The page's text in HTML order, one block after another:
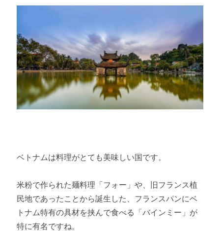
ベトナムは料理がとても美味しい国です。
米粉で作られた麺料理「フォー」や、旧フランス植
民地であったことから誕生した、フランスパンにベ
トナム特有の具材を挟んで食べる「バインミー」が
特に有名ですね。